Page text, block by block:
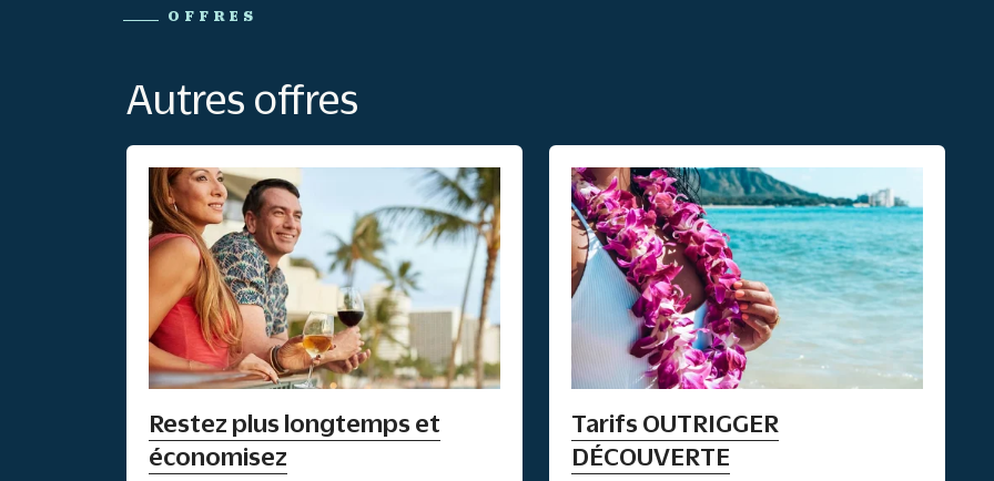
OFFRES
Autres offres
Restez plus longtemps et
économisez
Tarifs OUTRIGGER
DÉCOUVERTE